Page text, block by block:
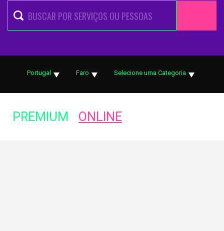
Portugal Faro Selecione uma Categoria
PREMIUM ONLINE